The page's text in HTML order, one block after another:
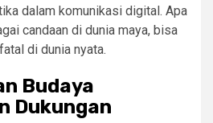
dalam komunikasi digital. Apa
candaan di dunia maya, bisa
di dunia nyata.
Budaya
Dukungan